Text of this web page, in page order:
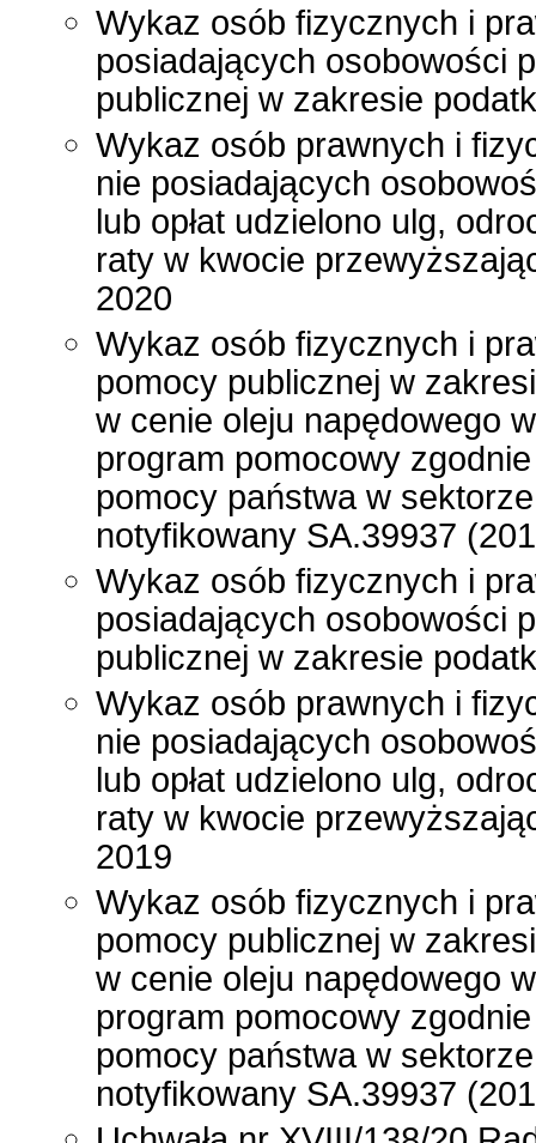
Wykaz osób fizycznych i
posiadających osobowości
publicznej w zakresie
Wykaz osób prawnych i
nie posiadających
lub opłat udzielono ulg,
raty w kwocie
2020
Wykaz osób fizycznych i
pomocy publicznej w
w cenie oleju napędowego
program pomocowy
pomocy państwa w
notyfikowany SA.39937
Wykaz osób fizycznych i
posiadających osobowości
publicznej w zakresie
Wykaz osób prawnych i
nie posiadających
lub opłat udzielono ulg,
raty w kwocie
2019
Wykaz osób fizycznych i
pomocy publicznej w
w cenie oleju napędowego
program pomocowy
pomocy państwa w
notyfikowany SA.39937